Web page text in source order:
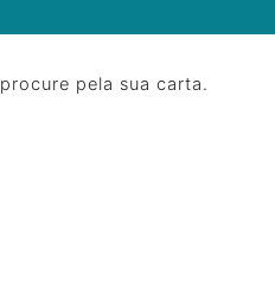
pela sua carta.